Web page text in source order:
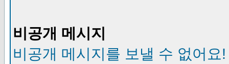
비공개 메시지
비공개 메시지를 보낼 수 없어요!